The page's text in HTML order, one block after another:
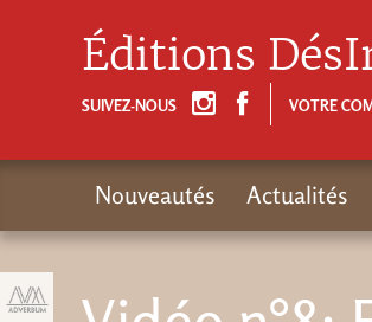
Éditions
SUIVEZ-NOUS VOTRE
Nouveautés Actualités